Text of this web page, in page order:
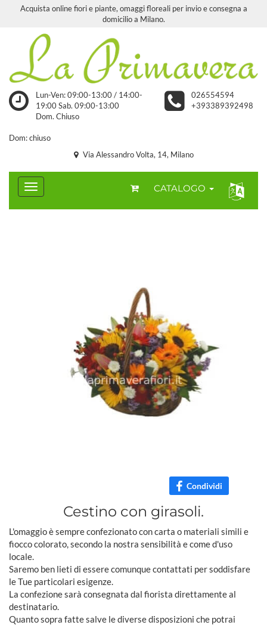
Acquista online fiori e piante, omaggi floreali per invio e consegna a
domicilio a Milano.
Lun-Ven: 09:00-13:00 / 14:00-
19:00 Sab. 09:00-13:00
Dom. Chiuso
Dom: chiuso
026554594
+393389392498
Via Alessandro Volta, 14, Milano
CATALOGO
Condividi
Cestino con girasoli.
L'omaggio è sempre confezionato con carta o materiali simili e
fiocco colorato, secondo la nostra sensibilità e come d'uso
locale.
Saremo ben lieti di essere comunque contattati per soddisfare
le Tue particolari esigenze.
La confezione sarà consegnata dal fiorista direttamente al
destinatario.
Quanto sopra fatte salve le diverse disposizioni che potrai